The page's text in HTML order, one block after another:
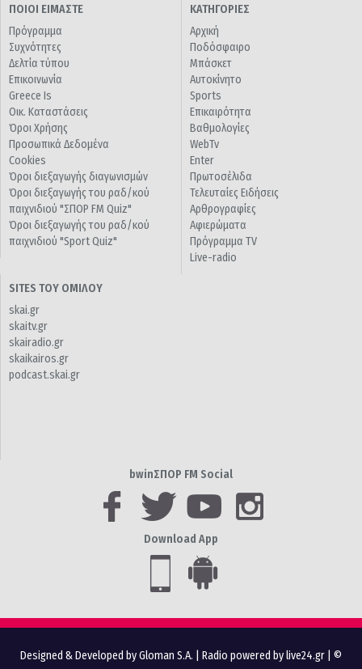
ΠΟΙΟΙ ΕΙΜΑΣΤΕ
Πρόγραμμα
Συχνότητες
Δελτία τύπου
Επικοινωνία
Greece Is
Οικ. Καταστάσεις
Όροι Χρήσης
Προσωπικά Δεδομένα
Cookies
Όροι διεξαγωγής διαγωνισμών
Όροι διεξαγωγής του ραδ/κού
παιχνιδιού "ΣΠΟΡ FM Quiz"
Όροι διεξαγωγής του ραδ/κού
παιχνιδιού "Sport Quiz"
ΚΑΤΗΓΟΡΙΕΣ
Αρχική
Ποδόσφαιρο
Μπάσκετ
Αυτοκίνητο
Sports
Επικαιρότητα
Βαθμολογίες
WebTv
Enter
Πρωτοσέλιδα
Τελευταίες Ειδήσεις
Αρθρογραφίες
Αφιερώματα
Πρόγραμμα TV
Live-radio
SITES ΤΟΥ ΟΜΙΛΟΥ
skai.gr
skaitv.gr
skairadio.gr
skaikairos.gr
podcast.skai.gr
bwinΣΠΟΡ FM Social
Download App
Designed & Developed by Gloman S.A. Radio powered by live24.gr | ©